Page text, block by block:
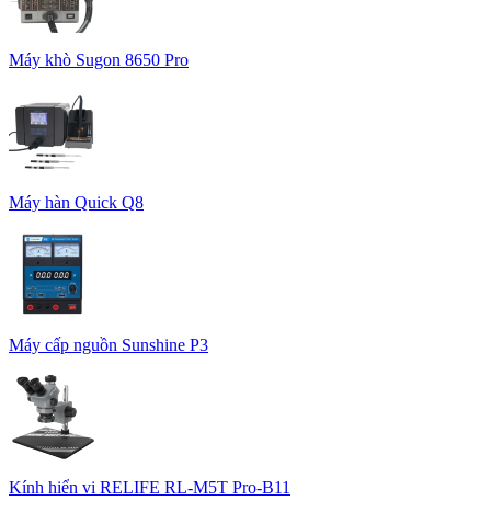
Máy khò Sugon 8650 Pro
Máy hàn Quick Q8
Máy cấp nguồn Sunshine P3
Kính hiển vi RELIFE RL-M5T Pro-B11